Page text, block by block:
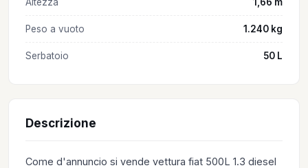
Peso a vuoto 1.240 kg
Serbatoio 50 L
Descrizione
Come d'annuncio si vende vettura fiat 500L 1.3 diesel